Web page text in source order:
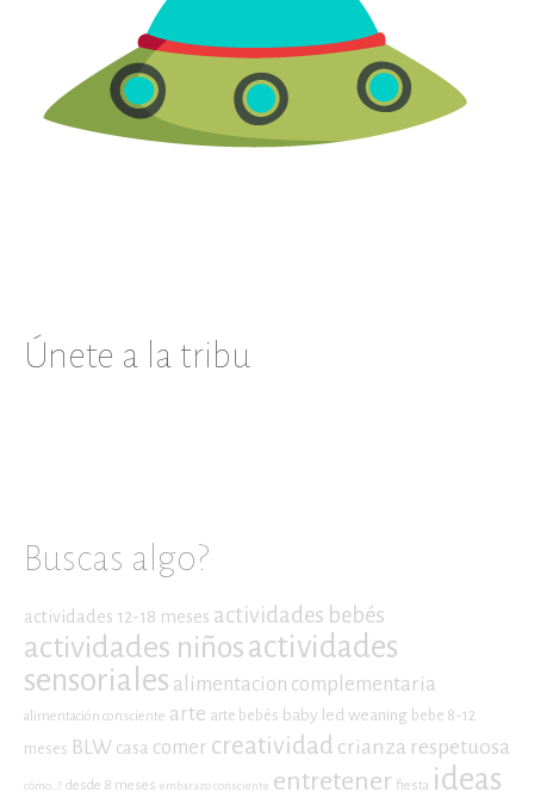
Únete a la tribu
Buscas algo?
actividades 12-18 meses actividades bebés
actividades niñosactividades
sensoriales alimentacion complementaria
alimentación consciente arte arte bebés baby led weaning bebe 8-12
meses BLW casa comer creatividad crianza respetuosa
cómo...? desde 8 meses embarazo consciente entretener fiesta ideas